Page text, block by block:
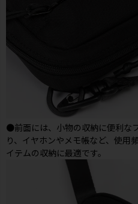
●前面には、小物の収納に便利な
り、イヤホンやメモ帳など、使用
イテムの収納に最適です。